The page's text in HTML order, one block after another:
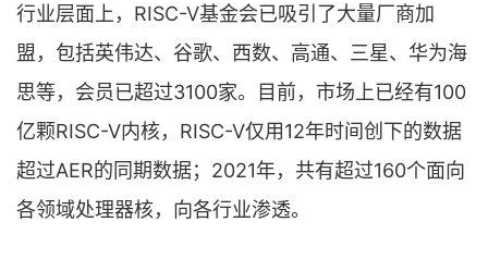
行业层面上，RISC-V基金会已吸引了大量厂商加
盟，包括英伟达、谷歌、西数、高通、三星、华为海
思等，会员已超过3100家。目前，市场上已经有100
亿颗RISC-V内核，RISC-V仅用12年时间创下的数据
超过AER的同期数据；2021年，共有超过160个面向
各领域处理器核，向各行业渗透。